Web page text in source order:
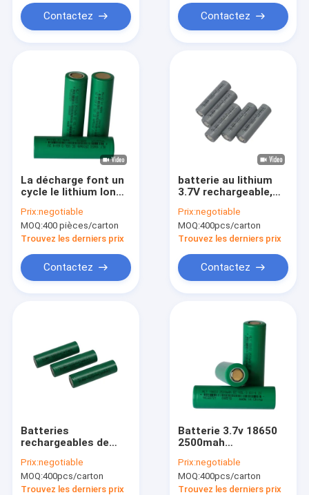
Au sujet de nous
Visite d'usine
Nouvelles
Contactez Contactez
La décharge font un
cycle le lithium Ion
2500mAh pour des
véhicules électriques
Prix:negotiable
MOQ:400 pièces/carton
Trouvez les derniers prix
Contactez
batterie au lithium
3.7V rechargeable,
2600mah 18650 pour
EBike
Prix:negotiable
MOQ:400pcs/carton
Trouvez les derniers prix
Contactez
Batteries
rechargeables de
élevée 18650
2500mah pour les
appareils ménagers
Prix:negotiable
MOQ:400pcs/carton
Trouvez les derniers prix
Batterie 3.7v 18650
2500mah
débit 3C pour la
lampe-torche
lumineuse
Prix:negotiable
MOQ:400pcs/carton
Trouvez les derniers prix